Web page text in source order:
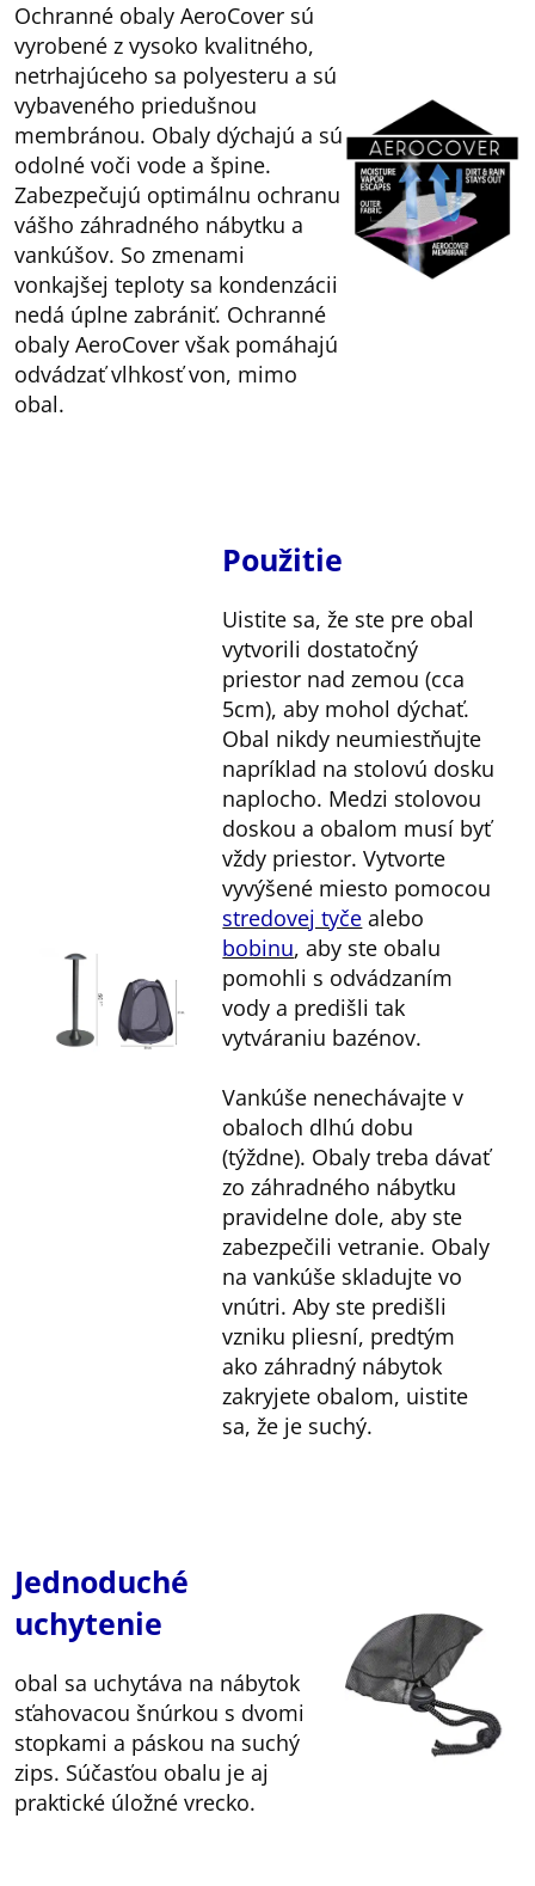
Ochranné obaly AeroCover sú
vyrobené z vysoko kvalitného,
netrhajúceho sa polyesteru a sú
vybaveného priedušnou
membránou. Obaly dýchajú a sú
odolné voči vode a špine.
Zabezpečujú optimálnu ochranu
vášho záhradného nábytku a
vankúšov. So zmenami
vonkajšej teploty sa kondenzácii
nedá úplne zabrániť. Ochranné
obaly AeroCover však pomáhajú
odvádzať vlhkosť von, mimo
obal.
Použitie
Uistite sa, že ste pre obal
vytvorili dostatočný
priestor nad zemou (cca
5cm), aby mohol dýchať.
Obal nikdy neumiestňujte
napríklad na stolovú dosku
naplocho. Medzi stolovou
doskou a obalom musí byť
vždy priestor. Vytvorte
vyvýšené miesto pomocou
stredovej tyče alebo
bobinu, aby ste obalu
pomohli s odvádzaním
vody a predišli tak
vytváraniu bazénov.
Vankúše nenechávajte v
obaloch dlhú dobu
(týždne). Obaly treba dávať
zo záhradného nábytku
pravidelne dole, aby ste
zabezpečili vetranie. Obaly
na vankúše skladujte vo
vnútri. Aby ste predišli
vzniku pliesní, predtým
ako záhradný nábytok
zakryjete obalom, uistite
sa, že je suchý.
Jednoduché
uchytenie
obal sa uchytáva na nábytok
sťahovacou šnúrkou s dvomi
stopkami a páskou na suchý
zips. Súčasťou obalu je aj
praktické úložné vrecko.